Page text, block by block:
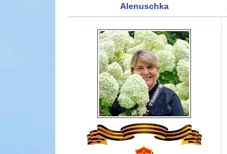
Alenuschka